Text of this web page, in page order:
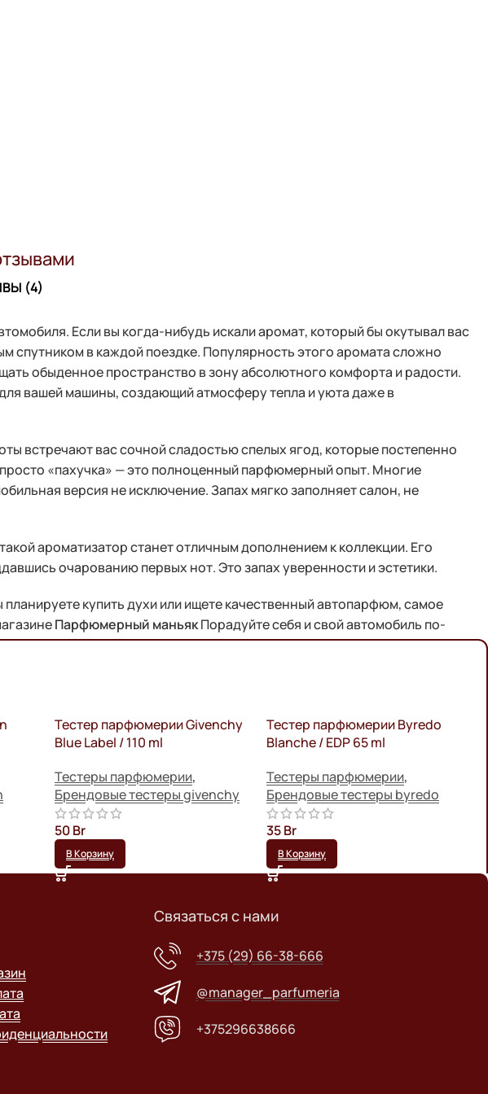
(4)
Если вы когда-нибудь искали аромат, который бы окутывал вас
спутником в каждой поездке. Популярность этого аромата сложно
обыденное пространство в зону абсолютного комфорта и радости.
вашей машины, создающий атмосферу тепла и уюта даже в
встречают вас сочной сладостью спелых ягод, которые постепенно
«пахучка» — это полноценный парфюмерный опыт. Многие
версия не исключение. Запах мягко заполняет салон, не
ароматизатор станет отличным дополнением к коллекции. Его
очарованию первых нот. Это запах уверенности и эстетики.
купить духи или ищете качественный автопарфюм, самое
Парфюмерный маньякПорадуйте себя и свой автомобиль по-
Тестер парфюмерии Givenchy
Blue Label / 110 ml
Тестеры парфюмерии,
Брендовые тестеры givenchy
50Br
В Корзину
Тестер парфюмерии Byredo
Blanche / EDP 65 ml
Тестеры парфюмерии,
Брендовые тестеры byredo
35Br
В Корзину
Связаться с нами
+375 (29) 66-38-666
@manager_parfumeria
+375296638666